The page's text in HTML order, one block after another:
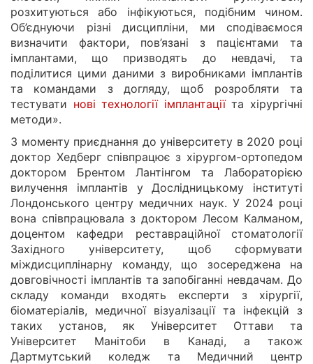
розхитуються або інфікуються, подібним чином.
Об’єднуючи різні дисципліни, ми сподіваємося
визначити фактори, пов’язані з пацієнтами та
імплантами, що призводять до невдачі, та
поділитися цими даними з виробниками імплантів
та командами з догляду, щоб розробляти та
тестувати нові технології імплантаціїта хірургічні
методи».
З моменту приєднання до університету в 2020 році
доктор Хедберг співпрацює з хірургом-ортопедом
доктором Брентом Лантінгом та Лабораторією
вилучення імплантів у Дослідницькому інституті
Лондонського центру медичних наук. У 2024 році
вона співпрацювала з доктором Лесом Калманом,
доцентом кафедри реставраційної стоматології
Західного університету, щоб сформувати
міждисциплінарну команду, що зосереджена на
довговічності імплантів та запобіганні невдачам. До
складу команди входять експерти з хірургії,
біоматеріалів, медичної візуалізації та інфекцій з
таких установ, як Університет Оттави та
Університет Манітоби в Канаді, а також
Дартмутський коледж та Медичний центр